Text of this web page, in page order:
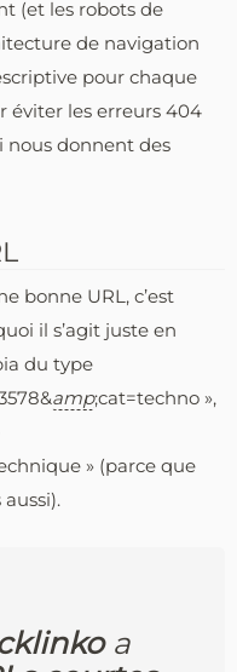
(et les robots de
de navigation
pour chaque
éviter les erreurs 404
nous donnent des
bonne URL, c’est
il s’agit juste en
du type
amp;cat=techno »,
» (parce que
a